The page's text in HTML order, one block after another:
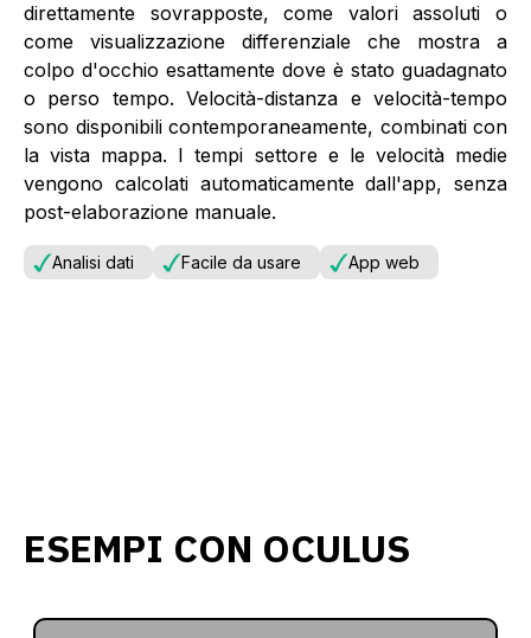
direttamente sovrapposte, come valori assoluti o
come visualizzazione differenziale che mostra a
colpo d'occhio esattamente dove è stato guadagnato
o perso tempo. Velocità-distanza e velocità-tempo
sono disponibili contemporaneamente, combinati con
la vista mappa. I tempi settore e le velocità medie
vengono calcolati automaticamente dall'app, senza
post-elaborazione manuale.
Analisi dati Facile da usare App web
ESEMPI CON OCULUS